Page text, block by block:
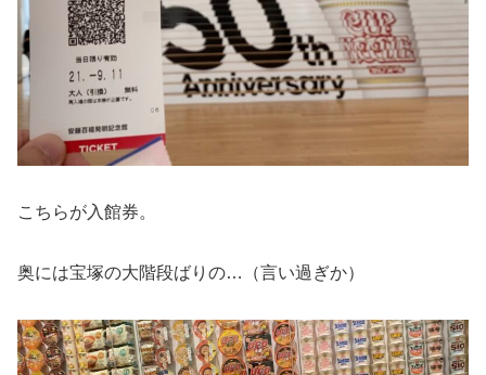
こちらが入館券。
奥には宝塚の大階段ばりの…（言い過ぎか）